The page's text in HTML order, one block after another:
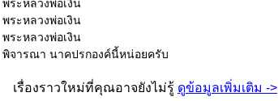
พระหลวงพ่อเงิน
พระหลวงพ่อเงิน
พระหลวงพ่อเงิน
พิจารณา นาคปรกองค์นี้หน่อยครับ
เรื่องราวใหม่ที่คุณอาจยังไม่รู้ ดูข้อมูลเพิ่มเติม ->